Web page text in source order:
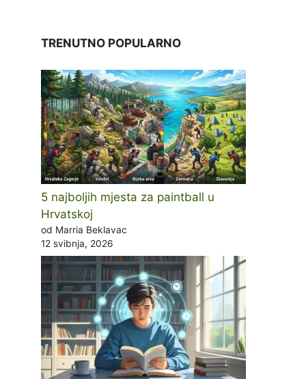
TRENUTNO POPULARNO
5 najboljih mjesta za paintball u
Hrvatskoj
od Marria Beklavac
12 svibnja, 2026